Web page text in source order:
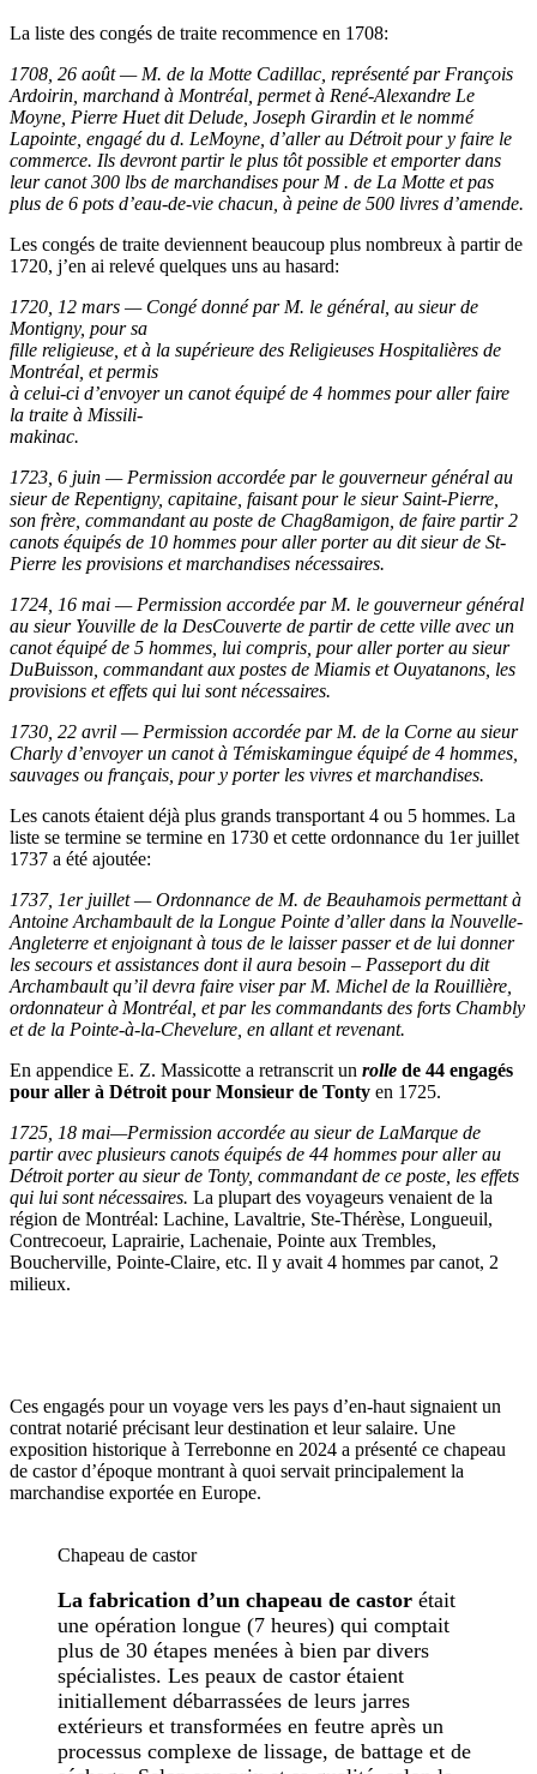
La liste des congés de traite recommence en 1708:
1708, 26 août — M. de la Motte Cadillac, représenté par François
Ardoirin, marchand à Montréal, permet à René-Alexandre Le
Moyne, Pierre Huet dit Delude, Joseph Girardin et le nommé
Lapointe, engagé du d. LeMoyne, d’aller au Détroit pour y faire le
commerce. Ils devront partir le plus tôt possible et emporter dans
leur canot 300 lbs de marchandises pour M . de La Motte et pas
plus de 6 pots d’eau-de-vie chacun, à peine de 500 livres d’amende.
Les congés de traite deviennent beaucoup plus nombreux à partir de
1720, j’en ai relevé quelques uns au hasard:
1720, 12 mars — Congé donné par M. le général, au sieur de
Montigny, pour sa
fille religieuse, et à la supérieure des Religieuses Hospitalières de
Montréal, et permis
à celui-ci d’envoyer un canot équipé de 4 hommes pour aller faire
la traite à Missili-
makinac.
1723, 6 juin — Permission accordée par le gouverneur général au
sieur de Repentigny, capitaine, faisant pour le sieur Saint-Pierre,
son frère, commandant au poste de Chag8amigon, de faire partir 2
canots équipés de 10 hommes pour aller porter au dit sieur de St-
Pierre les provisions et marchandises nécessaires.
1724, 16 mai — Permission accordée par M. le gouverneur général
au sieur Youville de la DesCouverte de partir de cette ville avec un
canot équipé de 5 hommes, lui compris, pour aller porter au sieur
DuBuisson, commandant aux postes de Miamis et Ouyatanons, les
provisions et effets qui lui sont nécessaires.
1730, 22 avril — Permission accordée par M. de la Corne au sieur
Charly d’envoyer un canot à Témiskamingue équipé de 4 hommes,
sauvages ou français, pour y porter les vivres et marchandises.
Les canots étaient déjà plus grands transportant 4 ou 5 hommes. La
liste se termine se termine en 1730 et cette ordonnance du 1er juillet
1737 a été ajoutée:
1737, 1er juillet — Ordonnance de M. de Beauhamois permettant à
Antoine Archambault de la Longue Pointe d’aller dans la Nouvelle-
Angleterre et enjoignant à tous de le laisser passer et de lui donner
les secours et assistances dont il aura besoin – Passeport du dit
Archambault qu’il devra faire viser par M. Michel de la Rouillière,
ordonnateur à Montréal, et par les commandants des forts Chambly
et de la Pointe-à-la-Chevelure, en allant et revenant.
En appendice E. Z. Massicotte a retranscrit un rolle de 44 engagés
pour aller à Détroit pour Monsieur de Tonty en 1725.
1725, 18 mai—Permission accordée au sieur de LaMarque de
partir avec plusieurs canots équipés de 44 hommes pour aller au
Détroit porter au sieur de Tonty, commandant de ce poste, les effets
qui lui sont nécessaires. La plupart des voyageurs venaient de la
région de Montréal: Lachine, Lavaltrie, Ste-Thérèse, Longueuil,
Contrecoeur, Laprairie, Lachenaie, Pointe aux Trembles,
Boucherville, Pointe-Claire, etc. Il y avait 4 hommes par canot, 2
milieux.
Ces engagés pour un voyage vers les pays d’en-haut signaient un
contrat notarié précisant leur destination et leur salaire. Une
exposition historique à Terrebonne en 2024 a présenté ce chapeau
de castor d’époque montrant à quoi servait principalement la
marchandise exportée en Europe.
Chapeau de castor
La fabrication d’un chapeau de castor était
une opération longue (7 heures) qui comptait
plus de 30 étapes menées à bien par divers
spécialistes. Les peaux de castor étaient
initiallement débarrassées de leurs jarres
extérieurs et transformées en feutre après un
processus complexe de lissage, de battage et de